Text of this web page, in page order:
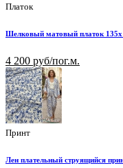
Платок
Шелковый матовый платок
4 200 руб/пог.м.
Принт
Лен плательный струящийся